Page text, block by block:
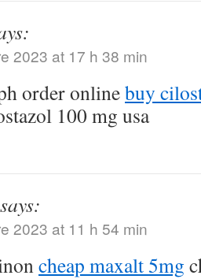
2023 at 17 h 38 min
order onlinebuy
100 mg usa
says:
2023 at 11 h 54 min
cheap maxalt 5mg